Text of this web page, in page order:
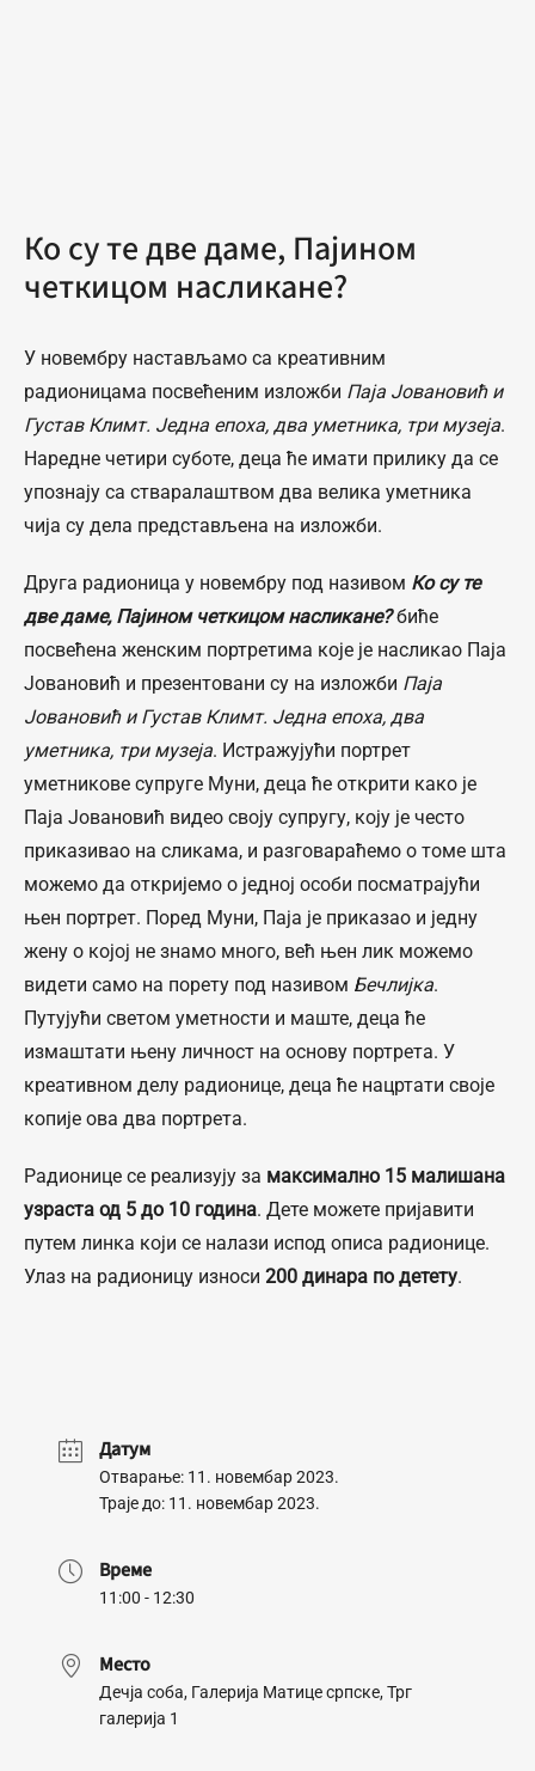
Ко су те две даме, Пајином
четкицом насликане?
У новембру настављамо са креативним
радионицама посвећеним изложби Паја Јовановић и
Густав Климт. Једна епоха, два уметника, три музеја.
Наредне четири суботе, деца ће имати прилику да се
упознају са стваралаштвом два велика уметника
чија су дела представљена на изложби.
Друга радионица у новембру под називом Ко су те
две даме, Пајином четкицом насликане?биће
посвећена женским портретима које је насликао Паја
Јовановић и презентовани су на изложби Паја
Јовановић и Густав Климт. Једна епоха, два
уметника, три музеја. Истражујући портрет
уметникове супруге Муни, деца ће открити како је
Паја Јовановић видео своју супругу, коју је често
приказивао на сликама, и разговараћемо о томе шта
можемо да откријемо о једној особи посматрајући
њен портрет. Поред Муни, Паја је приказао и једну
жену о којој не знамо много, већ њен лик можемо
видети само на порету под називом Бечлијка.
Путујући светом уметности и маште, деца ће
измаштати њену личност на основу портрета. У
креативном делу радионице, деца ће нацртати своје
копије ова два портрета.
Радионице се реализују за максимално 15 малишана
узраста од 5 до 10 година. Дете можете пријавити
путем линка који се налази испод описа радионице.
Улаз на радионицу износи 200 динара по детету.
Датум
Отварање: 11. новембар 2023.
Траје до: 11. новембар 2023.
Време
11:00 - 12:30
Место
Дечја соба, Галерија Матице српске, Трг
галерија 1